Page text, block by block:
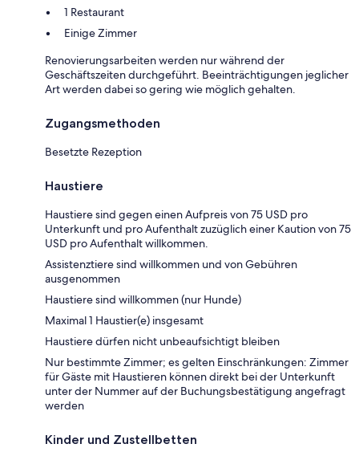
1 Restaurant
Einige Zimmer
Renovierungsarbeiten werden nur während der
Geschäftszeiten durchgeführt. Beeinträchtigungen jeglicher
Art werden dabei so gering wie möglich gehalten.
Zugangsmethoden
Besetzte Rezeption
Haustiere
Haustiere sind gegen einen Aufpreis von 75 USD pro
Unterkunft und pro Aufenthalt zuzüglich einer Kaution von 75
USD pro Aufenthalt willkommen.
Assistenztiere sind willkommen und von Gebühren
ausgenommen
Haustiere sind willkommen (nur Hunde)
Maximal 1 Haustier(e) insgesamt
Haustiere dürfen nicht unbeaufsichtigt bleiben
Nur bestimmte Zimmer; es gelten Einschränkungen: Zimmer
für Gäste mit Haustieren können direkt bei der Unterkunft
unter der Nummer auf der Buchungsbestätigung angefragt
werden
Kinder und Zustellbetten